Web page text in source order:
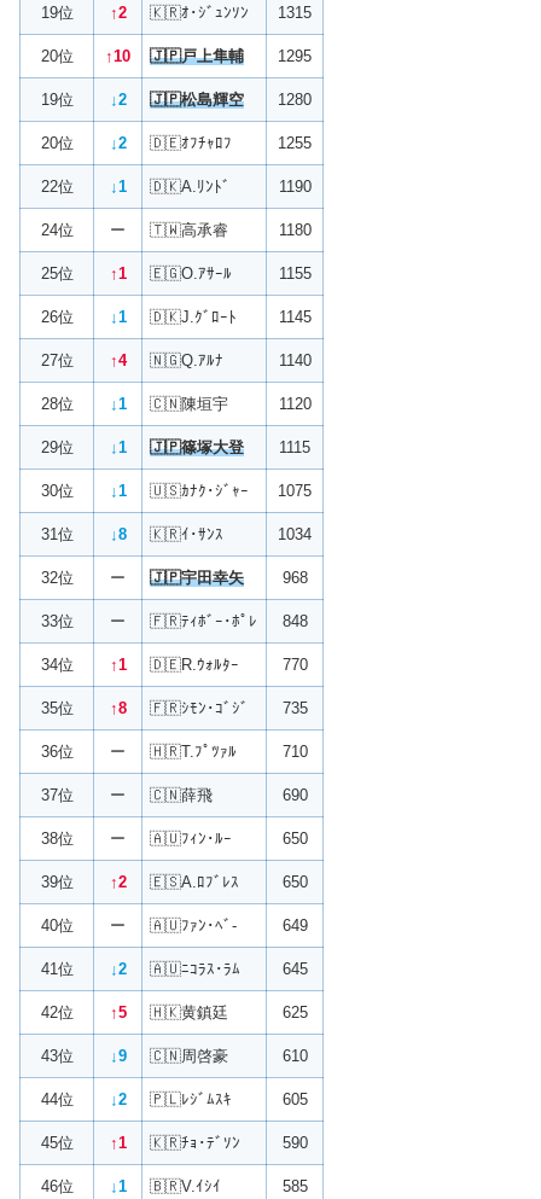
19位 ↑2 🇰🇷ｵ･ｼﾞｭﾝｿﾝ 1315
20位 ↑10 🇯🇵戸上隼輔 1295
19位 ↓2 🇯🇵松島輝空 1280
20位 ↓2 🇩🇪ｵﾌﾁｬﾛﾌ 1255
22位 ↓1 🇩🇰A.ﾘﾝﾄﾞ 1190
24位 ー 🇹🇼高承睿 1180
25位 ↑1 🇪🇬O.ｱｻｰﾙ 1155
26位 ↓1 🇩🇰J.ｸﾞﾛｰﾄ 1145
27位 ↑4 🇳🇬Q.ｱﾙﾅ 1140
28位 ↓1 🇨🇳陳垣宇 1120
29位 ↓1 🇯🇵篠塚大登 1115
30位 ↓1 🇺🇸ｶﾅｸ･ｼﾞｬｰ 1075
31位 ↓8 🇰🇷ｲ･ｻﾝｽ 1034
32位 ー 🇯🇵宇田幸矢 968
33位 ー 🇫🇷ﾃｨﾎﾞｰ･ﾎﾟﾚ 848
34位 ↑1 🇩🇪R.ｳｫﾙﾀｰ 770
35位 ↑8 🇫🇷ｼﾓﾝ･ｺﾞｼﾞ 735
36位 ー 🇭🇷T.ﾌﾟﾂｧﾙ 710
37位 ー 🇨🇳薛飛 690
38位 ー 🇦🇺ﾌｨﾝ･ﾙｰ 650
39位 ↑2 🇪🇸A.ﾛﾌﾞﾚｽ 650
40位 ー 🇦🇺ﾌｧﾝ･ﾍﾞ- 649
41位 ↓2 🇦🇺ﾆｺﾗｽ･ﾗﾑ 645
42位 ↑5 🇭🇰黄鎮廷 625
43位 ↓9 🇨🇳周啓豪 610
44位 ↓2 🇵🇱ﾚｼﾞﾑｽｷ 605
45位 ↑1 🇰🇷ﾁｮ･ﾃﾞｿﾝ 590
46位 ↓1 🇧🇷V.ｲｼｲ 585